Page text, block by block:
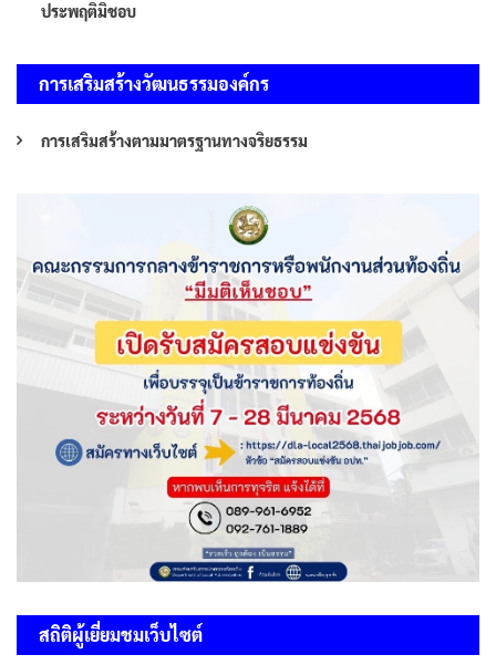
ประพฤติมิชอบ
การเสริมสร้างวัฒนธรรมองค์กร
การเสริมสร้างตามมาตรฐานทางจริยธรรม
สถิติผู้เยี่ยมชมเว็บไซต์